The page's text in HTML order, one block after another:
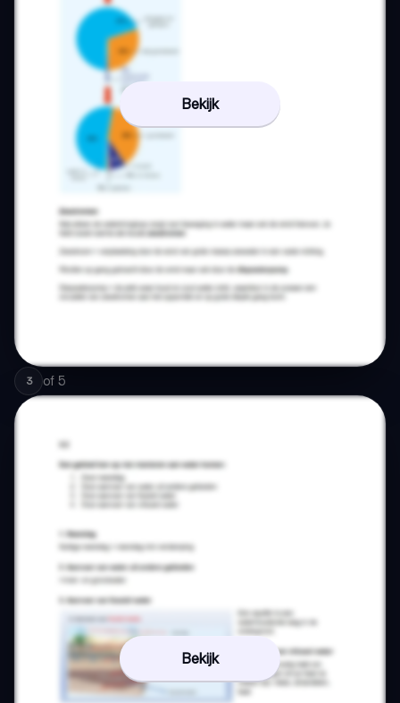
Bekijk
3 of 5
Bekijk